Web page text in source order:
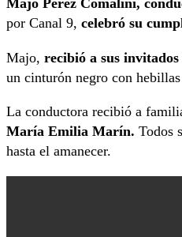
Majo Pérez Comalini,
por Canal 9, celebró su
Majo, recibió a sus
un cinturón negro con
La conductora recibió a
María Emilia Marín. Todos
hasta el amanecer.